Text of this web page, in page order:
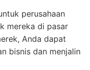
perusahaan
mereka di pasar
Anda dapat
bisnis dan menjalin